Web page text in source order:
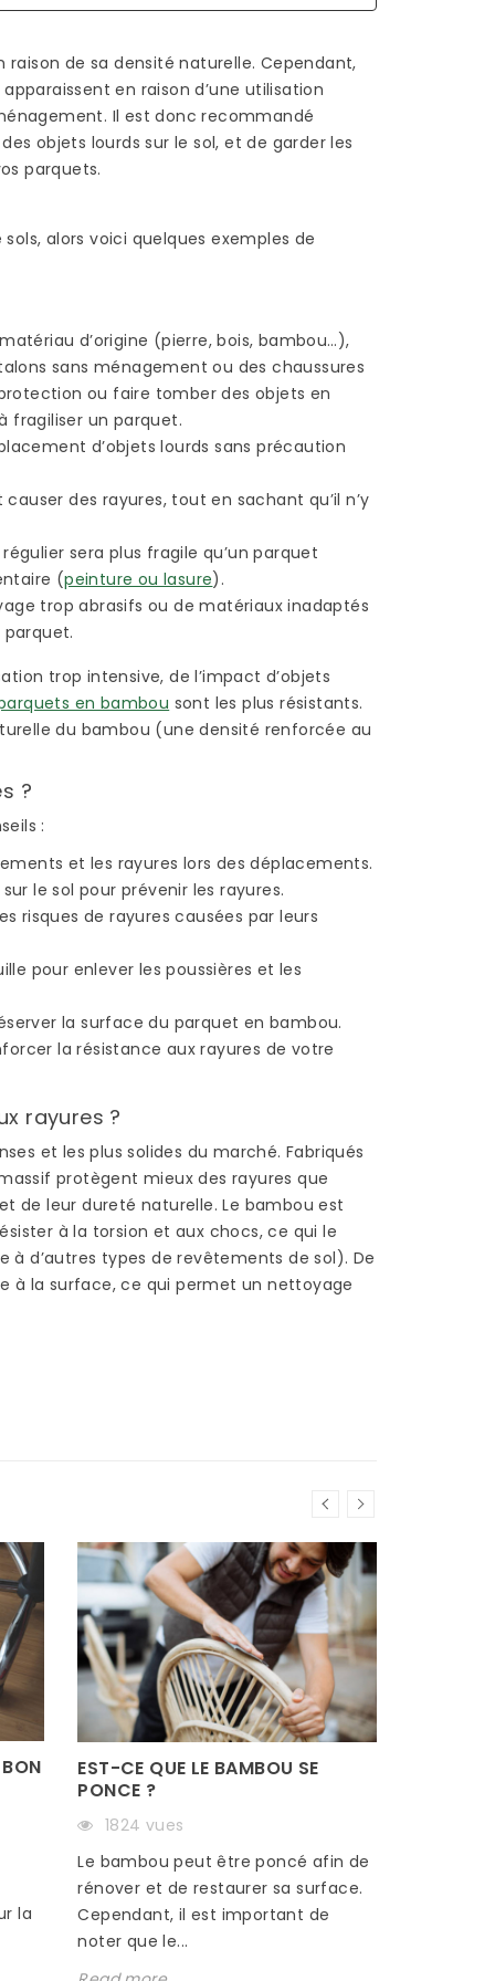
en
Le choix du matériau
destiné à recouvrir une
terrasse est un
investissement que l’on
espère profiter
UN
fait
POSE BAMBOU :
COMMENT POSER DU
Le parquet en bambou
présente plusieurs
avantages, si on le
en bois traditionnel ou à
Read more
de sa densité naturelle. Cependant,
en raison d’une utilisation
Il est donc recommandé
objets lourds sur le sol, et de garder les
parquets.
alors voici quelques exemples de
d’origine (pierre, bois, bambou…),
sans ménagement ou des chaussures
ou faire tomber des objets en
fragiliser un parquet.
d’objets lourds sans précaution
des rayures, tout en sachant qu’il n’y
sera plus fragile qu’un parquet
(peinture ou lasure).
trop abrasifs ou de matériaux inadaptés
trop intensive, de l’impact d’objets
en bambou sont les plus résistants.
du bambou (une densité renforcée au
?
:
et les rayures lors des déplacements.
le sol pour prévenir les rayures.
risques de rayures causées par leurs
pour enlever les poussières et les
la surface du parquet en bambou.
la résistance aux rayures de votre
rayures ?
et les plus solides du marché. Fabriqués
protègent mieux des rayures que
de leur dureté naturelle. Le bambou est
à la torsion et aux chocs, ce qui le
à d’autres types de revêtements de sol). De
à la surface, ce qui permet un nettoyage
la
EST-CE QUE LE BAMBOU SE
PONCE ?
1824 vues
Le bambou peut être poncé afin de
rénover et de restaurer sa surface.
Cependant, il est important de
noter que le...